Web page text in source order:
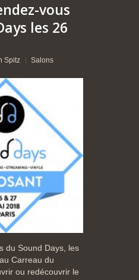
vous
les 26
Spitz Salons
du Sound Days, les
Carreau du
ou redécouvrir le